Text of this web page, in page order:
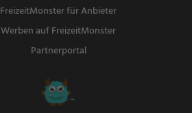
FreizeitMonster für Anbieter
Werben auf FreizeitMonster
Partnerportal